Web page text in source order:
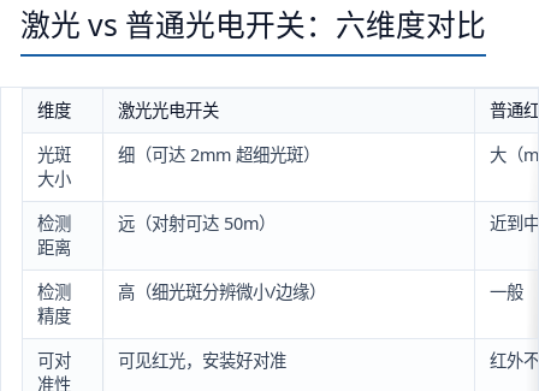
激光 vs 普通光电开关：六维度对比
维度 激光光电开关
普通
光斑
大小
细（可达 2mm 超细光斑） 大（
检测
距离
远（对射可达 50m） 近到
检测
精度
高（细光斑分辨微小/边缘） 一般
可对
准性
可见红光，安装好对准 红外